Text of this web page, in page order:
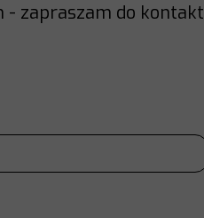
- zapraszam do